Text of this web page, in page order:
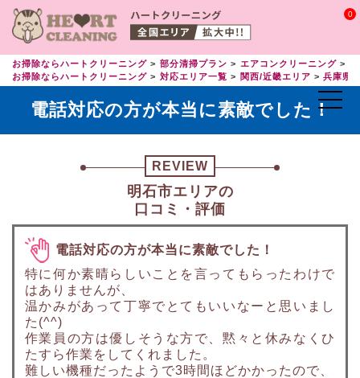
0
お掃除ならハートクリーニング 部分清掃プラン エアコンクリーニング
お掃除ならハートクリーニング
対応エリア一覧 関西/近畿エリア 兵庫県
電話対応の方が本当に素敵でした！
REVIEW
明石市エリアの
口コミ・評価
電話対応の方が本当に素敵でした！
特に何か素晴らしいことを言ってもらったわけで
はありませんが、
温かみがあって丁寧でとてもいいなーと思いまし
た(^^)
作業員の方は優しそうな方で、黙々と休みなくひ
たすら作業をしてくれました。
難しい機種だったようで3時間ほどかかったので、